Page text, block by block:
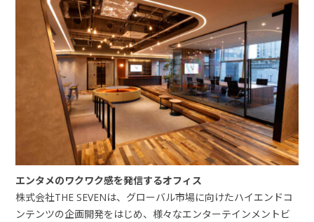
エンタメのワクワク感を発信するオフィス
株式会社THE SEVENは、グローバル市場に向けたハイエンドコ
ンテンツの企画開発をはじめ、様々なエンターテインメントビ